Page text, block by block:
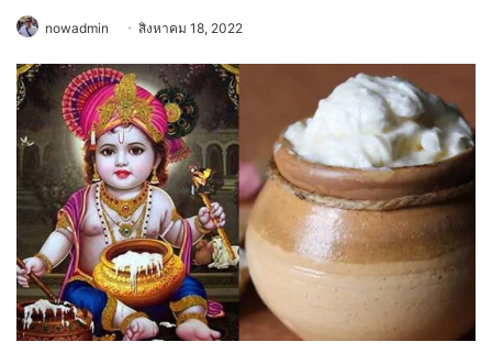
nowadmin สิงหาคม 18, 2022